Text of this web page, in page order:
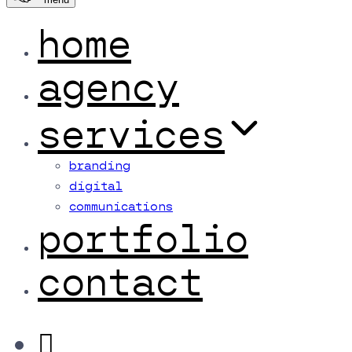
home
agency
services
branding
digital
communications
portfolio
contact